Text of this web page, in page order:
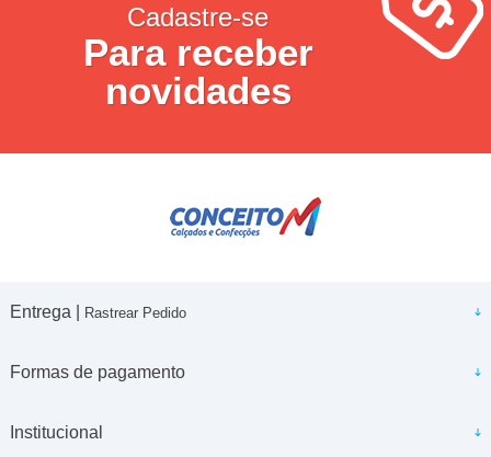
Cadastre-se
Para receber
novidades
Entrega | Rastrear Pedido
Formas de pagamento
Institucional